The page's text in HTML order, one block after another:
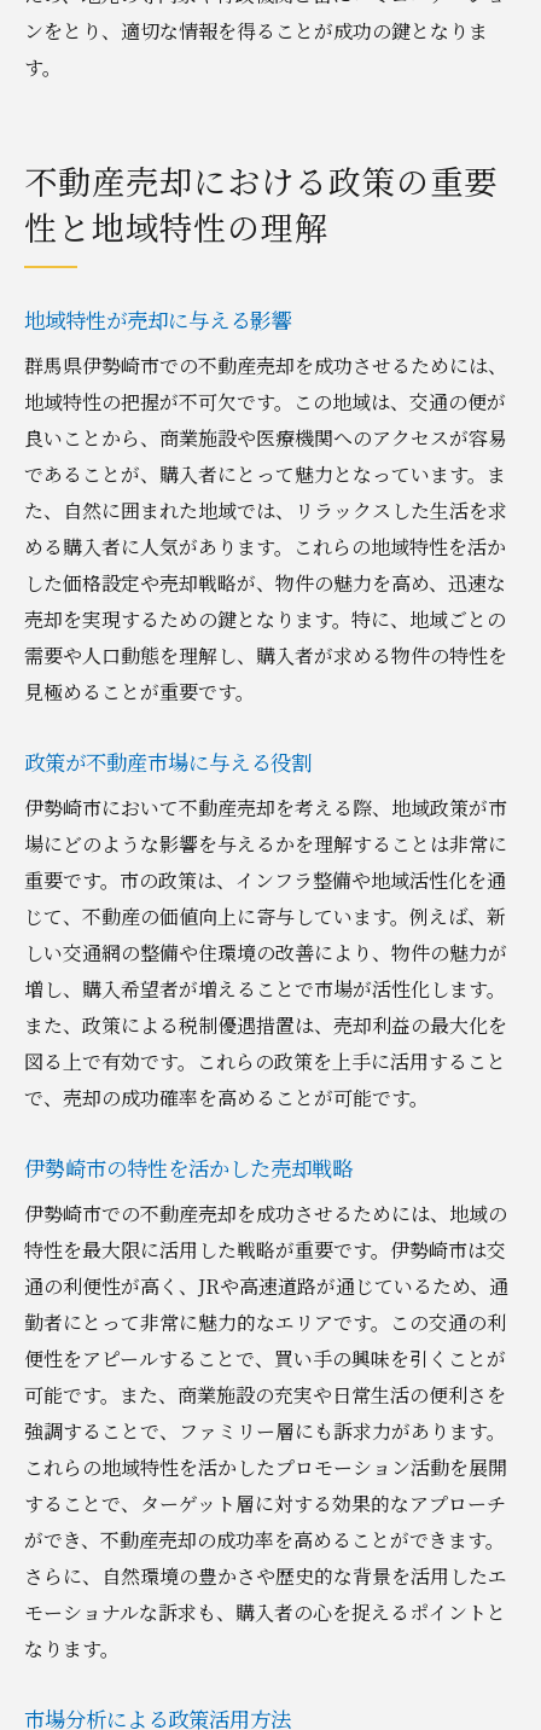
ンをとり、適切な情報を得ることが成功の鍵となりま
す。
不動産売却における政策の重要
性と地域特性の理解
地域特性が売却に与える影響
群馬県伊勢崎市での不動産売却を成功させるためには、
地域特性の把握が不可欠です。この地域は、交通の便が
良いことから、商業施設や医療機関へのアクセスが容易
であることが、購入者にとって魅力となっています。ま
た、自然に囲まれた地域では、リラックスした生活を求
める購入者に人気があります。これらの地域特性を活か
した価格設定や売却戦略が、物件の魅力を高め、迅速な
売却を実現するための鍵となります。特に、地域ごとの
需要や人口動態を理解し、購入者が求める物件の特性を
見極めることが重要です。
政策が不動産市場に与える役割
伊勢崎市において不動産売却を考える際、地域政策が市
場にどのような影響を与えるかを理解することは非常に
重要です。市の政策は、インフラ整備や地域活性化を通
じて、不動産の価値向上に寄与しています。例えば、新
しい交通網の整備や住環境の改善により、物件の魅力が
増し、購入希望者が増えることで市場が活性化します。
また、政策による税制優遇措置は、売却利益の最大化を
図る上で有効です。これらの政策を上手に活用すること
で、売却の成功確率を高めることが可能です。
伊勢崎市の特性を活かした売却戦略
伊勢崎市での不動産売却を成功させるためには、地域の
特性を最大限に活用した戦略が重要です。伊勢崎市は交
通の利便性が高く、JRや高速道路が通じているため、通
勤者にとって非常に魅力的なエリアです。この交通の利
便性をアピールすることで、買い手の興味を引くことが
可能です。また、商業施設の充実や日常生活の便利さを
強調することで、ファミリー層にも訴求力があります。
これらの地域特性を活かしたプロモーション活動を展開
することで、ターゲット層に対する効果的なアプローチ
ができ、不動産売却の成功率を高めることができます。
さらに、自然環境の豊かさや歴史的な背景を活用したエ
モーショナルな訴求も、購入者の心を捉えるポイントと
なります。
市場分析による政策活用方法